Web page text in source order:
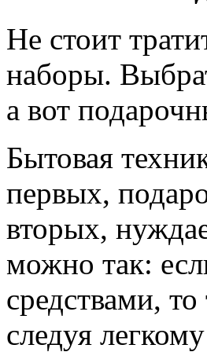
Не стоит
наборы.
а вот
Бытовая
первых,
вторых,
можно так:
средствами,
следуя